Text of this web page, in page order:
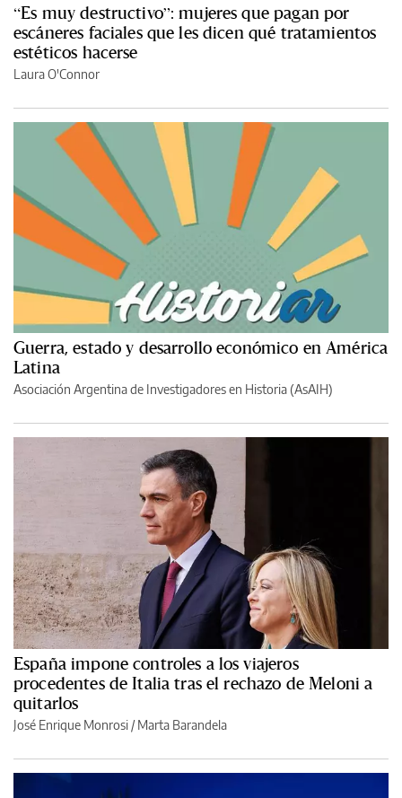
“Es muy destructivo”: mujeres que pagan por
escáneres faciales que les dicen qué tratamientos
estéticos hacerse
Laura O'Connor
Guerra, estado y desarrollo económico en América
Latina
Asociación Argentina de Investigadores en Historia (AsAIH)
España impone controles a los viajeros
procedentes de Italia tras el rechazo de Meloni a
quitarlos
José Enrique Monrosi / Marta Barandela